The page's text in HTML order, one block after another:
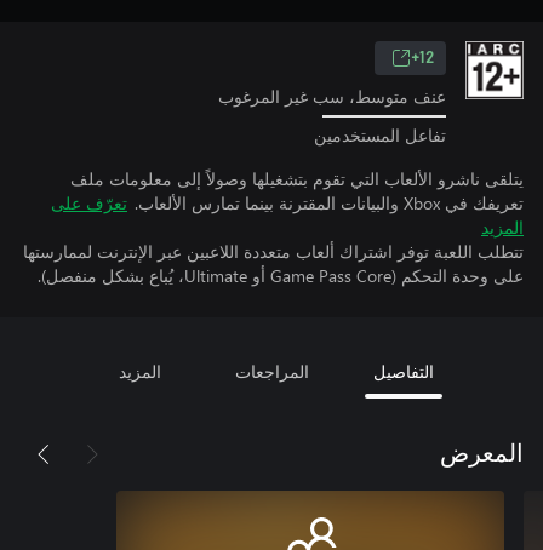
12+
عنف متوسط، سب غير المرغوب
تفاعل المستخدمين
يتلقى ناشرو الألعاب التي تقوم بتشغيلها وصولاً إلى معلومات ملف
تعريفك في Xbox والبيانات المقترنة بينما تمارس الألعاب.
تعرّف على
المزيد
تتطلب اللعبة توفر اشتراك ألعاب متعددة اللاعبين عبر الإنترنت لممارستها
على وحدة التحكم (Game Pass Core أو Ultimate، يُباع بشكل منفصل).
التفاصيل المراجعات المزيد
المعرض